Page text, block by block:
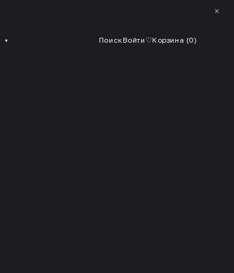
✕
▾ ПоискВойти ♡Корзина (0)